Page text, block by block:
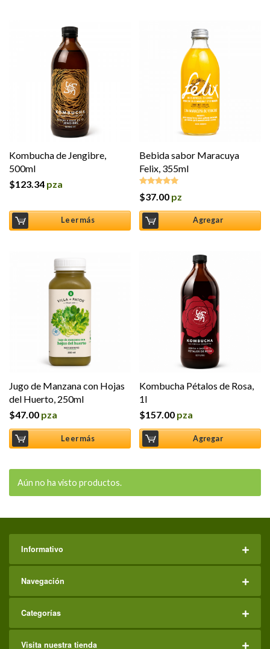
Kombucha de Jengibre,
500ml
$123.34 pza
Leer más
Bebida sabor Maracuya
Felix, 355ml
Valorado en
$37.00 pz
Agregar
Jugo de Manzana con Hojas
del Huerto, 250ml
$47.00 pza
Leer más
Kombucha Pétalos de Rosa,
1l
$157.00 pza
Agregar
Aún no ha visto productos.
Informativo
Navegación
Categorías
Visita nuestra tienda